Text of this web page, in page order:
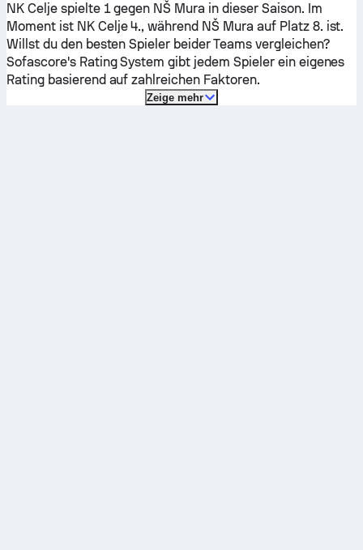
NK Celjespielte 1 gegen NŠ Mura in dieser Saison. Im
Moment ist NK Celje4., während NŠ Mura auf Platz 8. ist.
Willst du den besten Spieler beider Teams vergleichen?
Sofascore's Rating System gibt jedem Spieler ein eigenes
Rating basierend auf zahlreichen Faktoren.
Zeige mehr